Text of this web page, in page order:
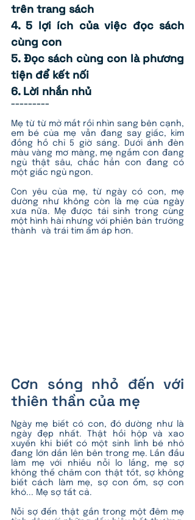
trên trang sách
4. 5 lợi ích của việc đọc sách
cùng con
5. Đọc sách cùng con là phương
tiện để kết nối
6. Lời nhắn nhủ
---------
Mẹ từ từ mở mắt rồi nhìn sang bên cạnh,
em bé của mẹ vẫn đang say giấc, kim
đồng hồ chỉ 5 giờ sáng. Dưới ánh đèn
màu vàng mơ màng, mẹ ngắm con đang
ngủ thật sâu, chắc hẳn con đang có
một giấc ngủ ngon.
Con yêu của mẹ, từ ngày có con, mẹ
dường như không còn là mẹ của ngày
xưa nữa. Mẹ được tái sinh trong cùng
một hình hài nhưng với phiên bản trưởng
thành  và trái tim ấm áp hơn.
Cơn sóng nhỏ đến với
thiên thần của mẹ
Ngày mẹ biết có con, đó dường như là
ngày đẹp nhất. Thật hồi hộp và xao
xuyến khi biết có một sinh linh bé nhỏ
đang lớn dần lên bên trong mẹ. Lần đầu
làm mẹ với nhiều nỗi lo lắng, mẹ sợ
không thể chăm con thật tốt, sợ không
biết cách làm mẹ, sợ con ốm, sợ con
khó... Mẹ sợ tất cả.
Nỗi sợ đến thật gần trong một đêm mẹ